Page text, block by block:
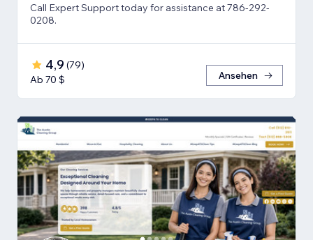
Call Expert Support today for assistance at 786-292-
0208.
4,9 (79)
Ab 70 $
Ansehen